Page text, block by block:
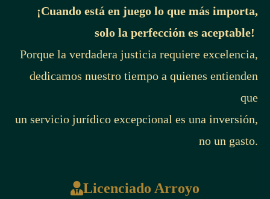
¡Cuando está en juego lo que más importa,
solo la perfección es aceptable!
Porque la verdadera justicia requiere excelencia,
dedicamos nuestro tiempo a quienes entienden
que
un servicio jurídico excepcional es una inversión,
no un gasto.
Licenciado Arroyo